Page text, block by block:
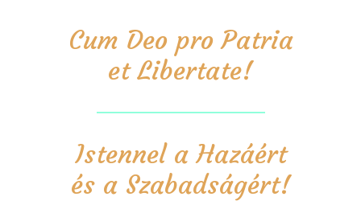
Cum Deo pro Patria
et Libertate!
Istennel a Hazáért
és a Szabadságért!